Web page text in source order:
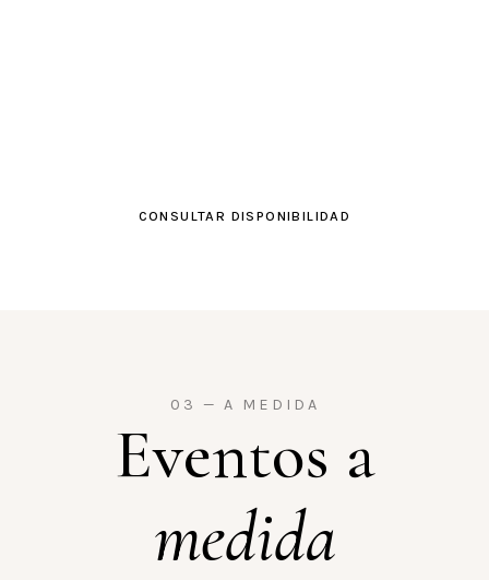
CONSULTAR DISPONIBILIDAD
03 — A MEDIDA
Eventos a
medida